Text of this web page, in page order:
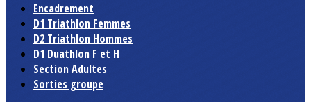
Encadrement
D1 Triathlon Femmes
D2 Triathlon Hommes
D1 Duathlon F et H
Section Adultes
Sorties groupe